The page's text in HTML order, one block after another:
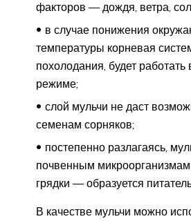
факторов — дождя, ветра,
в случае понижения
температуры корневая
похолодания, будет
режиме;
слой мульчи не даст
семенам сорняков;
постепенно разлагаясь,
почвенным микроорганизмам
грядки — образуется
В качестве мульчи можно